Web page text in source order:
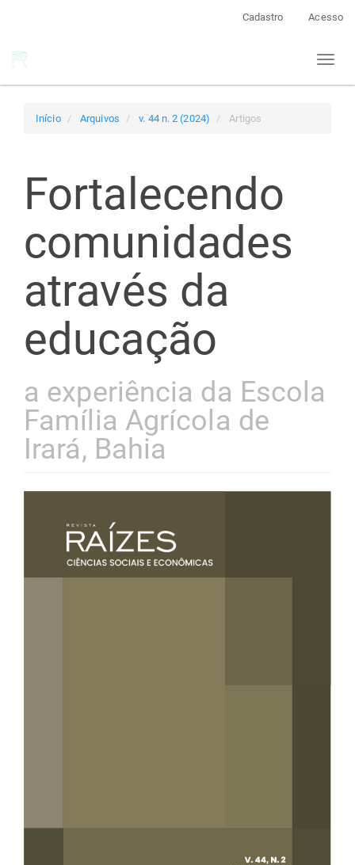
Cadastro Acesso
Toggle
Início Arquivos v. 44 n. 2 (2024) Artigos
Fortalecendo
comunidades
através da
educação
a experiência da Escola
Família Agrícola de
Irará, Bahia
lateral
de